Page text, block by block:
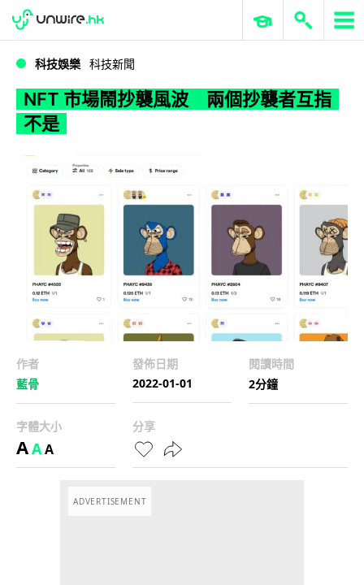
NFT 市場鬧抄襲風波 兩個抄襲者互指不是
WWDC 2026 ERP 與商業 AI
科技娛樂 科技新聞
NFT 市場鬧抄襲風波 兩個抄襲者互指
不是
作者
藍骨
發佈日期
2022-01-01
閱讀時間
2分鐘
字體大小
AAA
分享
ADVERTISEMENT